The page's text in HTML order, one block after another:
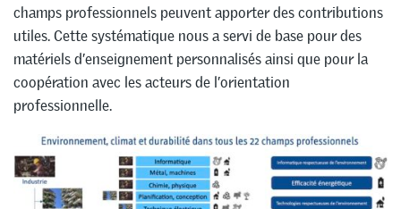
champs professionnels peuvent apporter des contributions
utiles. Cette systématique nous a servi de base pour des
matériels d’enseignement personnalisés ainsi que pour la
coopération avec les acteurs de l’orientation
professionnelle.